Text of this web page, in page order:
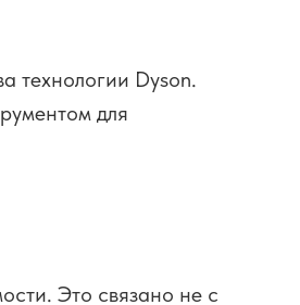
технологии Dyson.
для
Это связано не с